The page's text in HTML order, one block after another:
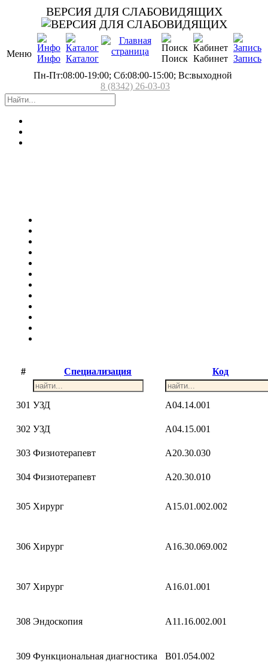
ВЕРСИЯ ДЛЯ СЛАБОВИДЯЩИХ
Меню Инфо Каталог Поиск Кабинет Запись
Пн-Пт:08:00-19:00; Сб:08:00-15:00; Вс:выходной
8 (8342) 26-03-03
# Специализация Код
301 УЗД A04.14.001
302 УЗД A04.15.001
303 Физиотерапевт A20.30.030
304 Физиотерапевт A20.30.010
305 Хирург A15.01.002.002
306 Хирург A16.30.069.002
307 Хирург A16.01.001
308 Эндоскопия A11.16.002.001
309 Функциональная диагностика B01.054.002